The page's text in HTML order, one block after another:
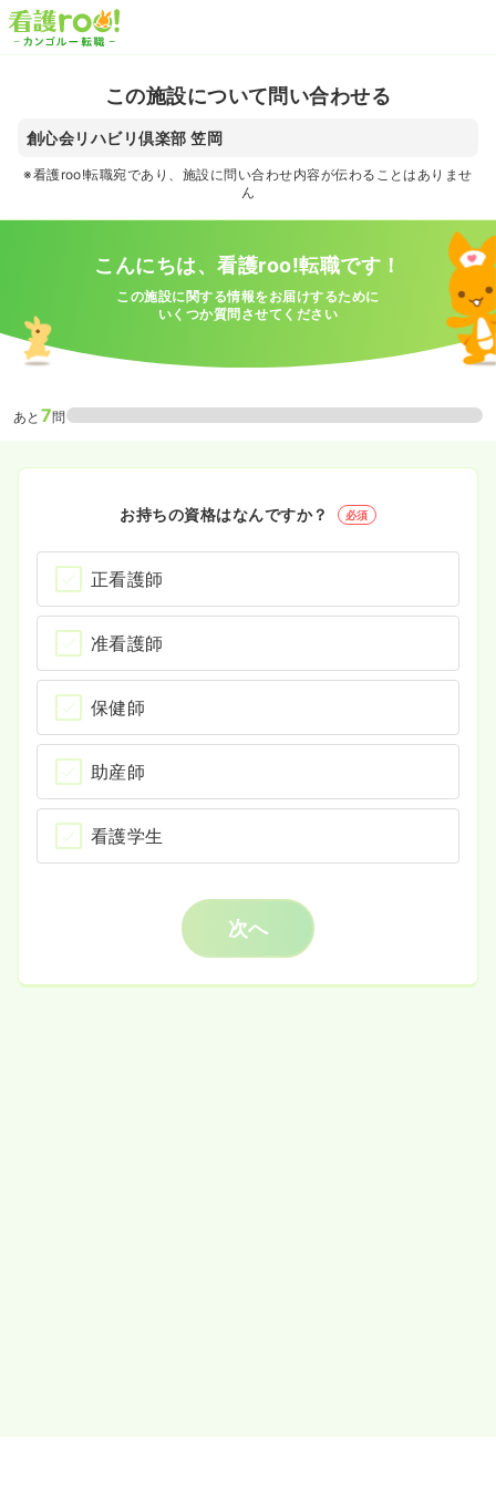
この施設について問い合わせる
創心会リハビリ倶楽部 笠岡
※看護roo!転職宛であり、施設に問い合わせ内容が伝わることはありませ
ん
こんにちは、看護roo!転職です！
この施設に関する情報をお届けするために
いくつか質問させてください
あと 7問
お持ちの資格はなんですか？ 必須
正看護師
准看護師
保健師
助産師
看護学生
次へ